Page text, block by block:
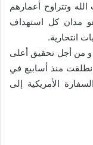
وتتراوح أعمارهم
هو مدان كل استهداف
انتحارية.
و من أجل تحقيق أعلى
منذ أسابيع في
الأمريكية إلى